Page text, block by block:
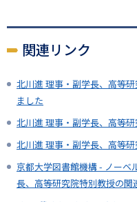
関連リンク
北川進 理事・副学長、高等
ました
北川進 理事・副学長、高等
北川進 理事・副学長、高等
京都大学図書館機構 - ノーベ
長、高等研究院特別教授の